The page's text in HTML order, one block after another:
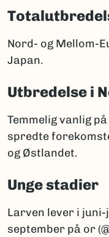
Nord- og Mellom-
Japan.
Utbredelse i
Temmelig vanlig
spredte
og Østlandet.
Unge stadier
Larven lever i
september på or